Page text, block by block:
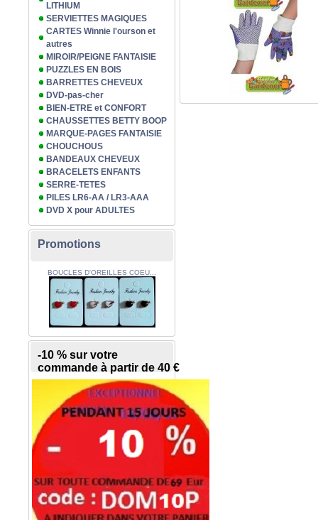
LITHIUM
SERVIETTES MAGIQUES
CARTES Winnie l'ourson et
autres
MIROIR/PEIGNE FANTAISIE
PUZZLES EN BOIS
BARRETTES CHEVEUX
DVD-pas-cher
BIEN-ETRE et CONFORT
CHAUSSETTES BETTY BOOP
MARQUE-PAGES FANTAISIE
CHOUCHOUS
BANDEAUX CHEVEUX
BRACELETS ENFANTS
SERRE-TETES
PILES LR6-AA / LR3-AAA
DVD X pour ADULTES
Promotions
BOUCLES D'OREILLES COEU...
-10 % sur votre
commande à partir de 40 €